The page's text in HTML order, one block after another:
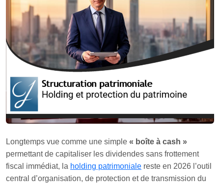
Longtemps vue comme une simple « boîte à cash »
permettant de capitaliser les dividendes sans frottement
fiscal immédiat, la holding patrimoniale reste en 2026 l’outil
central d’organisation, de protection et de transmission du